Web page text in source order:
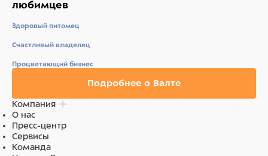
кислотности: Лимонная кислота 274 мг/кг.
Ингредиенты
Состав:Экстракты растительного белка, Зерновые
культуры, Растительные продукты, Масла и жиры
(растительные), Минеральные вещества, Дрожжи.
любимцев
Здоровый питомец
Счастливый владелец
Процветающий бизнес
Подробнее о Валте
Компания
О нас
Пресс-центр
Сервисы
Команда